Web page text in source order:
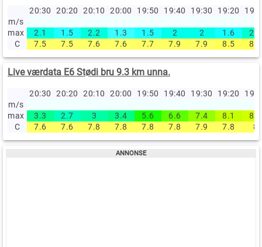
20:30 20:20 20:10 20:00 19:50 19:40 19:30 19:20
m/s
max
2.1 1.5 2.2 1.3 1.5 2 2 1.6
2.4
C
7.5 7.5 7.6 7.6 7.7 7.9 7.9 8.5 8.5
Live værdata E6 Stødi bru 9.3 km unna.
20:30 20:20 20:10 20:00 19:50 19:40 19:30 19:20
m/s
max
3.3 2.7 3 3.4 5.6 6.6 7.4 8.1
8.3
C
7.6 7.6 7.8 7.8 7.8 7.8 7.9 7.8 8